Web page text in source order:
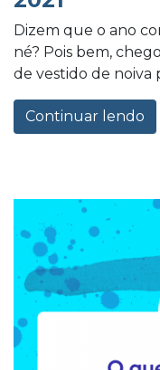
Dizem que o ano
né? Pois bem,
de vestido de noiva
Continuar lendo